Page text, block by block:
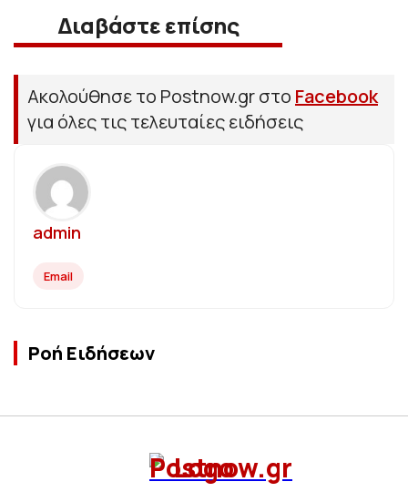
Διαβάστε επίσης
Ακολούθησε το Postnow.gr στο Facebook
για όλες τις τελευταίες ειδήσεις
admin
Email
Ροή Ειδήσεων